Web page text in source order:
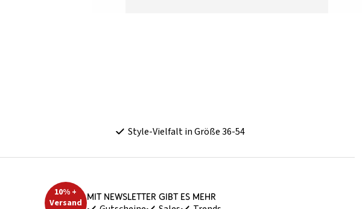
Style-Vielfalt in Größe 36-54
10% +
Versand
Mit Newsletter gibt es mehr